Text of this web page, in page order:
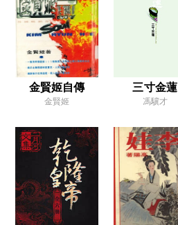
二十五、「香風味」 ——與
金賢姬自傳
金賢姬
三寸金蓮
馮驥才